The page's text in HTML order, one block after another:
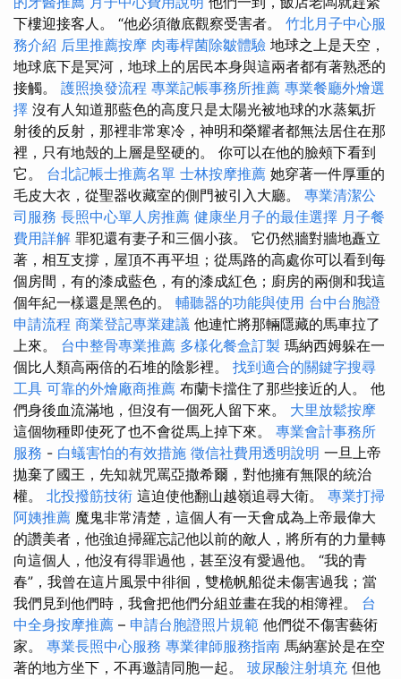
下樓迎接客人。 “他必須徹底觀察受害者。 竹北月子中心服
務介紹 后里推薦按摩 肉毒桿菌除皺體驗 地球之上是天空，
地球底下是冥河，地球上的居民本身與這兩者都有著熟悉的
接觸。 護照換發流程 專業記帳事務所推薦 專業餐廳外燴選
擇 沒有人知道那藍色的高度只是太陽光被地球的水蒸氣折
射後的反射，那裡非常寒冷，神明和榮耀者都無法居住在那
裡，只有地殼的上層是堅硬的。 你可以在他的臉頰下看到
它。 台北記帳士推薦名單 士林按摩推薦 她穿著一件厚重的
毛皮大衣，從聖器收藏室的側門被引入大廳。 專業清潔公
司服務 長照中心單人房推薦 健康坐月子的最佳選擇 月子餐
費用詳解 罪犯還有妻子和三個小孩。 它仍然牆對牆地矗立
著，相互支撐，屋頂不再平坦；從馬路的高處你可以看到每
個房間，有的漆成藍色，有的漆成紅色；廚房的兩側和我這
個年紀一樣還是黑色的。 輔聽器的功能與使用 台中台胞證
申請流程 商業登記專業建議 他連忙將那輛隱藏的馬車拉了
上來。 台中整骨專業推薦 多樣化餐盒訂製 瑪納西姆躲在一
個比人類高兩倍的石堆的陰影裡。 找到適合的關鍵字搜尋
工具 可靠的外燴廠商推薦 布蘭卡擋住了那些接近的人。 他
們身後血流滿地，但沒有一個死人留下來。 大里放鬆按摩
這個物種即使死了也不會從馬上掉下來。 專業會計事務所
服務 - 白蟻害怕的有效措施 徵信社費用透明說明 一旦上帝
拋棄了國王，先知就咒罵亞撒希爾，對他擁有無限的統治
權。 北投撥筋技術 這迫使他翻山越嶺追尋大衛。 專業打掃
阿姨推薦 魔鬼非常清楚，這個人有一天會成為上帝最偉大
的讚美者，他強迫掃羅忘記他以前的敵人，將所有的力量轉
向這個人，他沒有得罪過他，甚至沒有愛過他。 “我的青
春”，我曾在這片風景中徘徊，雙桅帆船從未傷害過我；當
我們見到他們時，我會把他們分組並畫在我的相簿裡。 台
中全身按摩推薦 – 申請台胞證照片規範 他們從不傷害藝術
家。 專業長照中心服務 專業律師服務指南 馬納塞於是在空
著的地方坐下，不再邀請同胞一起。 玻尿酸注射填充 但他